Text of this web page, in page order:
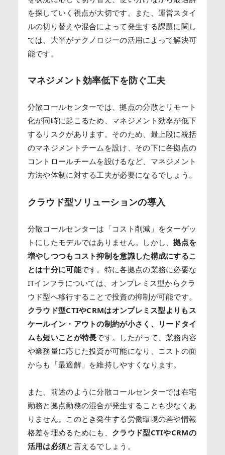
を探していく視点が大切です。また、運営スタイ
ルの切り替えや混合によって発生する課題に関し
ては、大半がテクノロジーの活用によって解決可
能です。
マネジメント効率低下を防ぐ工夫
分散コールセンターでは、拠点の分散とリモート
化が同時に起こるため、マネジメント効率が低下
するリスクがあります。そのため、最上段に統括
のマネジメントチームを設け、その下に各拠点の
コントロールチームを設けるなど、マネジメント
方法や体制に対する工夫が必要になるでしょう。
クラウド型ソリューションの導入
分散コールセンターは「コスト削減」をターゲッ
トにしたモデルではありません。しかし、拠点を
増やしつつもコスト抑制を意識した構成にするこ
とは十分に可能です。特に各拠点の業務に必要な
ITインフラについては、オンプレミス型からクラ
ウド型へ移行することで投資の抑制が可能です。
クラウド型CTIやCRMはオンプレミス型よりもス
ケールイン・アウトの制約が小さく、リードタイ
ムも短いことが特長です。したがって、業務内容
や業務量に応じた投資が可能になり、コストの面
からも「最適解」を維持しやすくなります。
また、前述のように分散コールセンターでは在宅
勤務と拠点勤務の混合が発生することも少なくあ
りません。このとき発生する労働環境の差や情報
格差を埋めるためにも、 クラウド型CTIやCRMの
活用は必須と言えるでしょう。